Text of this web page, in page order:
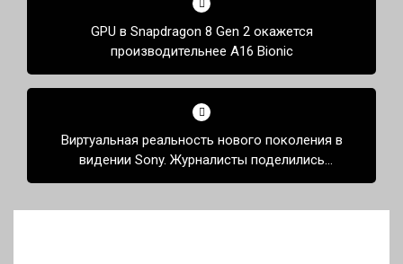
записямGPU в Snapdragon 8 Gen 2 окажется
производительнее A16 Bionic
Виртуальная реальность нового поколения в
видении Sony. Журналисты поделились
впечатлениями от гарнитуры PlayStation VR2